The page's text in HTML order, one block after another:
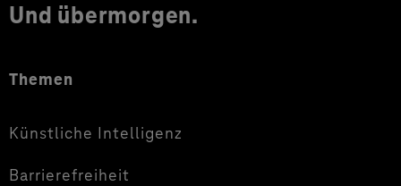
Und übermorgen.
Themen
Künstliche Intelligenz
Barrierefreiheit